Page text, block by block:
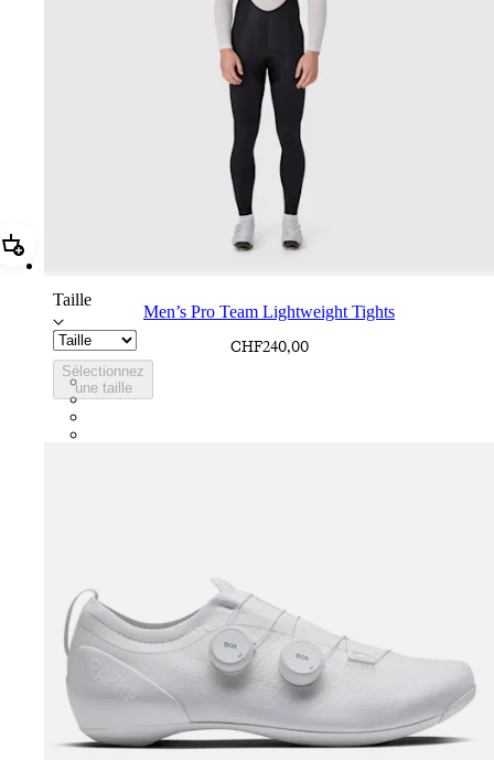
Ajouter Men’s Pro Team Lightweight Tights
Taille
Sélectionnez
une taille
Men’s Pro Team Lightweight Tights
CHF240,00
BMX01XXBBK
BMX01XXDNW